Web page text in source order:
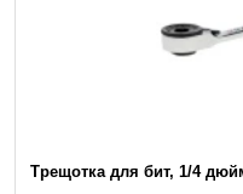
Трещотка для бит, 1/4